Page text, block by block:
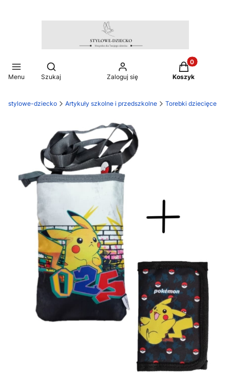
Menu
Otwórz wyszukiwarkę
Szukaj Zaloguj się
Produkty w
Koszyk
stylowe-dziecko Artykuły szkolne i przedszkolne Torebki dziecięce